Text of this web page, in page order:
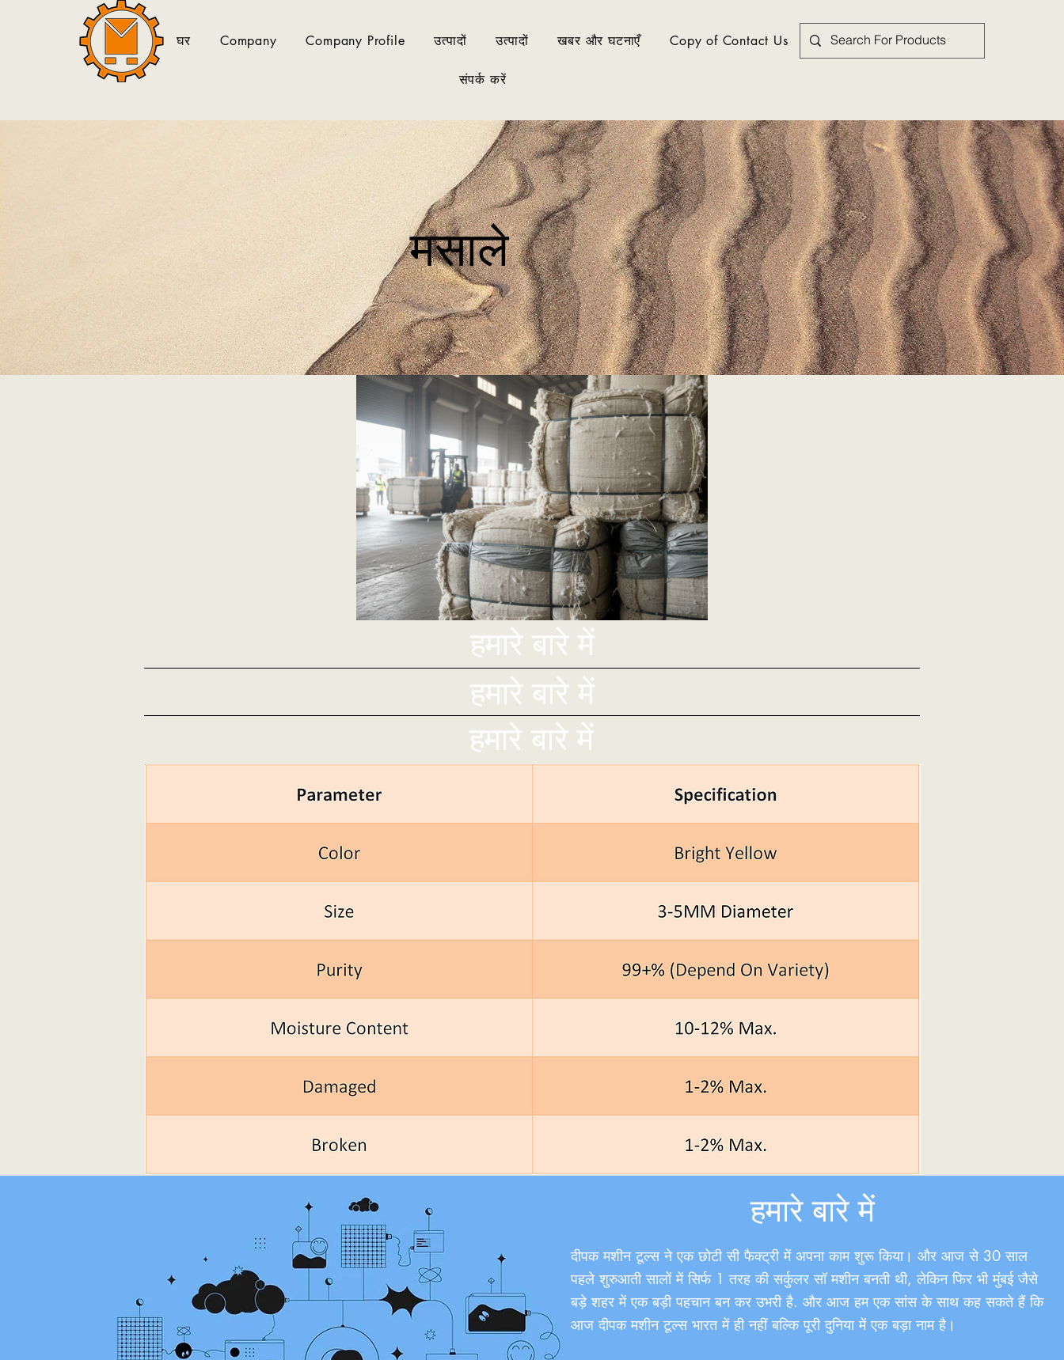
घर Company Company Profile उत्पादों उत्पादों खबर और घटनाएँ Copy of Contact Us
संपर्क करें
मसाले
हमारे बारे में
हमारे बारे में
हमारे बारे में
हमारे बारे में
दीपक मशीन टूल्स ने एक छोटी सी फैक्ट्री में अपना काम शुरू किया। और आज से 30 साल
पहले शुरुआती सालों में सिर्फ 1 तरह की सर्कुलर सॉ मशीन बनती थी, लेकिन फिर भी मुंबई जैसे
बड़े शहर में एक बड़ी पहचान बन कर उभरी है. और आज हम एक सांस के साथ कह सकते हैं कि
आज दीपक मशीन टूल्स भारत में ही नहीं बल्कि पूरी दुनिया में एक बड़ा नाम है।